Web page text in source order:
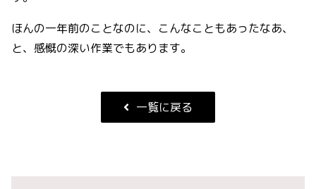
ほんの一年前のことなのに、こんなこともあったなあ、
と、感慨の深い作業でもあります。
一覧に戻る